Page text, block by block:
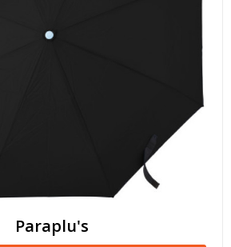
Paraplu's